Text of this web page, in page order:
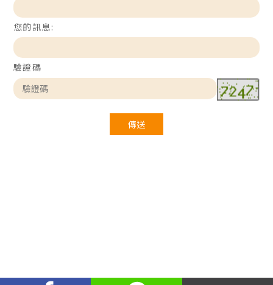
您的訊息:
驗證碼
傳送